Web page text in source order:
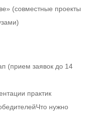
(совместные проекты
(прием заявок до 14
практик
нужно